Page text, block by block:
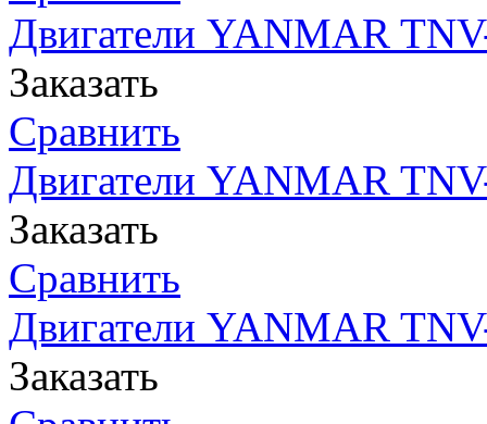
Двигатели YANMAR
Заказать
Сравнить
Двигатели YANMAR
Заказать
Сравнить
Двигатели YANMAR
Заказать